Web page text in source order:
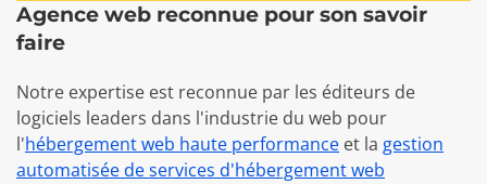
Agence web reconnue pour son savoir
faire
Notre expertise est reconnue par les éditeurs de
logiciels leaders dans l'industrie du web pour
l'hébergement web haute performance et la gestion
automatisée de services d'hébergement web